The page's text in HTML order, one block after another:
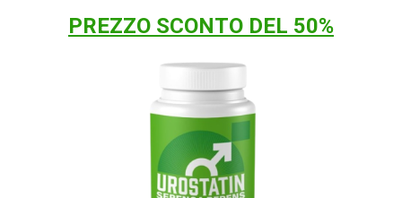
PREZZO SCONTO DEL 50%